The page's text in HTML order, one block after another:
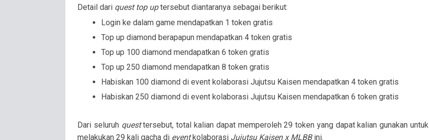
Detail dari quest top uptersebut diantaranya sebagai berikut:
Login ke dalam game mendapatkan 1 token gratis
Top up diamond berapapun mendapatkan 4 token gratis
Top up 100 diamond mendapatkan 6 token gratis
Top up 250 diamond mendapatkan 8 token gratis
Habiskan 100 diamond di event kolaborasi Jujutsu Kaisen mendapatkan 4 token gratis
Habiskan 250 diamond di event kolaborasi Jujutsu Kaisen mendapatkan 6 token gratis
Dari seluruh questtersebut, total kalian dapat memperoleh 29 token yang dapat kalian gunakan untuk
melakukan 29 kali gacha di eventkolaborasi Jujutsu Kaisen x MLBBini.